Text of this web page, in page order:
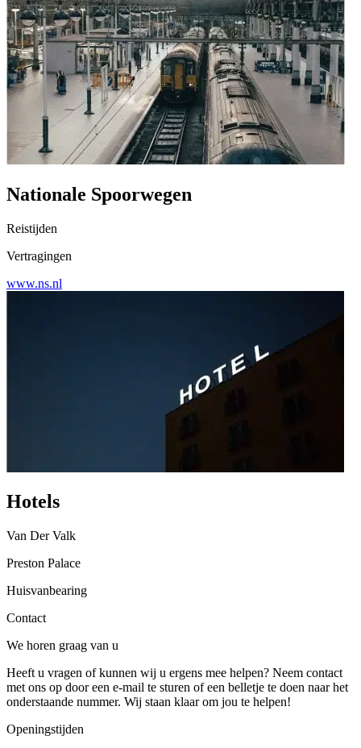
Nationale Spoorwegen
Reistijden
Vertragingen
www.ns.nl
Hotels
Van Der Valk
Preston Palace
Huisvanbearing
Contact
We horen graag van u
Heeft u vragen of kunnen wij u ergens mee helpen? Neem contact
met ons op door een e-mail te sturen of een belletje te doen naar het
onderstaande nummer. Wij staan klaar om jou te helpen!
Openingstijden